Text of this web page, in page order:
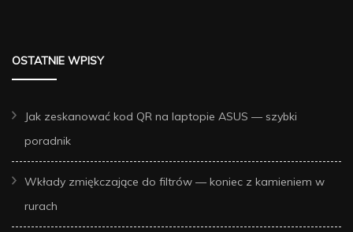
OSTATNIE WPISY
Jak zeskanować kod QR na laptopie ASUS — szybki
poradnik
Wkłady zmiękczające do filtrów — koniec z kamieniem w
rurach